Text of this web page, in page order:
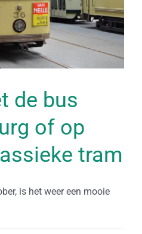
de bus
of op
tram
is het weer een mooie